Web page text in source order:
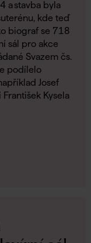
a stavba byla
kde teď
biograf se 718
sál pro akce
Svazem čs.
podílelo
Josef
Kysela